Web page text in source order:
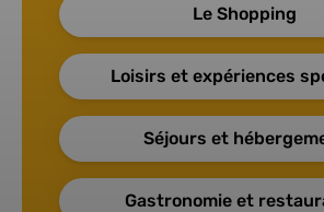
Le Shopping
Loisirs et expériences
Séjours et
Gastronomie et